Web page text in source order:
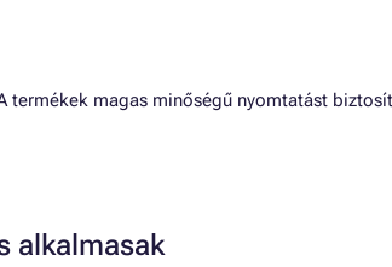
termékek magas minőségű nyomtatást
alkalmasak